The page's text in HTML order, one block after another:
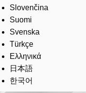
Slovenčina
Suomi
Svenska
Türkçe
Ελληνικά
日本語
한국어